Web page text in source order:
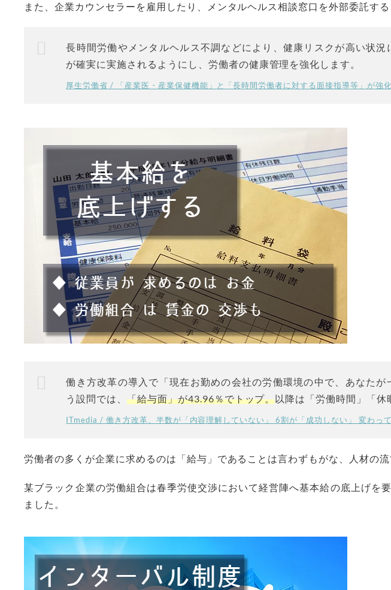
また、企業カウンセラーを雇用したり、メンタルヘルス相談窓口を外部委託す
長時間労働やメンタルヘルス不調などにより、健康リスクが高い状
が確実に実施されるようにし、労働者の健康管理を強化します。
厚生労働省 / 「産業医・産業保健機能」と「長時間労働者に対する面接指導等」が強
働き方改革の導入で「現在お勤めの会社の労働環境の中で、あなた
う設問では、「給与面」が43.96％でトップ。以降は「労働時間」「休
ITmedia / 働き方改革、半数が「内容理解していない」 6割が「成功しない」 変わ
労働者の多くが企業に求めるのは「給与」であることは言わずもがな、人材の
某ブラック企業の労働組合は春季労使交渉において経営陣へ基本給の底上げを
ました。